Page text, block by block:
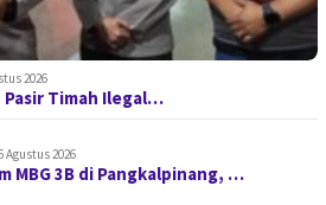
2026
Pasir Timah Ilegal…
Agustus 2026
MBG 3B di Pangkalpinang, …